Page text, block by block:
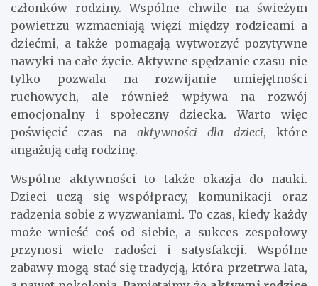
członków rodziny. Wspólne chwile na świeżym
powietrzu wzmacniają więzi między rodzicami a
dziećmi, a także pomagają wytworzyć pozytywne
nawyki na całe życie. Aktywne spędzanie czasu nie
tylko pozwala na rozwijanie umiejętności
ruchowych, ale również wpływa na rozwój
emocjonalny i społeczny dziecka. Warto więc
poświęcić czas na aktywności dla dzieci, które
angażują całą rodzinę.
Wspólne aktywności to także okazja do nauki.
Dzieci uczą się współpracy, komunikacji oraz
radzenia sobie z wyzwaniami. To czas, kiedy każdy
może wnieść coś od siebie, a sukces zespołowy
przynosi wiele radości i satysfakcji. Wspólne
zabawy mogą stać się tradycją, która przetrwa lata,